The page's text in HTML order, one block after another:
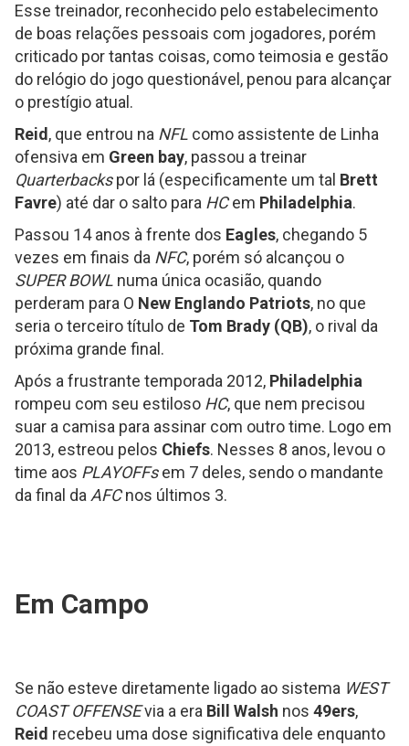
Esse treinador, reconhecido pelo estabelecimento
de boas relações pessoais com jogadores, porém
criticado por tantas coisas, como teimosia e gestão
do relógio do jogo questionável, penou para alcançar
o prestígio atual.
Reid , que entrou na NFL como assistente de Linha
ofensiva em Green bay, passou a treinar
Quarterbackspor lá (especificamente um tal Brett
Favre) até dar o salto para HCem Philadelphia.
Passou 14 anos à frente dos Eagles, chegando 5
vezes em finais da NFC, porém só alcançou o
SUPER BOWL numa única ocasião, quando
perderam para O New Englando Patriots, no que
seria o terceiro título de Tom Brady (QB), o rival da
próxima grande final.
Após a frustrante temporada 2012, Philadelphia
rompeu com seu estiloso HC, que nem precisou
suar a camisa para assinar com outro time. Logo em
2013, estreou pelos Chiefs. Nesses 8 anos, levou o
time aos PLAYOFFsem 7 deles, sendo o mandante
da final da AFCnos últimos 3.
Em Campo
Se não esteve diretamente ligado ao sistema WEST
COAST OFFENSEvia a era Bill Walsh nos 49ers,
Reid recebeu uma dose significativa dele enquanto